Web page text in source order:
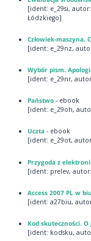
[ident: e_29si,
Łódzkiego]
Człowiek-maszyna.
[ident: e_29nz,
Wybór pism.
[ident: e_29nr,
Państwo - ebook
[ident: e_29oh,
Uczta - ebook
[ident: e_29ot,
Przygoda z
[ident: prelev,
Access 2007 PL w
[ident: a27biu,
Kod skuteczności.
[ident: kodsku,